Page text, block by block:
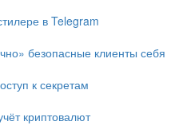
в Telegram
безопасные клиенты себя
к секретам
криптовалют